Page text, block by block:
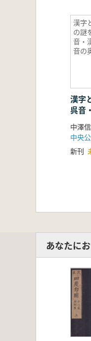
漢字
の謎
音・
音の
漢字
呉音
い世界
中澤
中央
新刊
あなたに